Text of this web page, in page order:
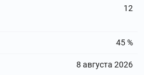
12
45 %
8 августа 2026